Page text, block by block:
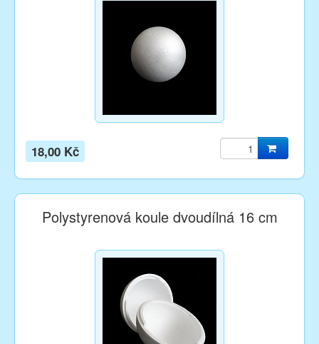
18,00 Kč
Polystyrenová koule dvoudílná 16 cm